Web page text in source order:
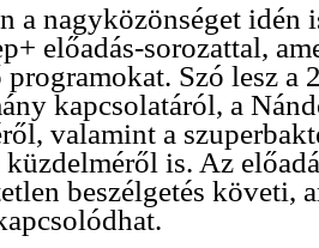
a nagyközönséget idén
előadás-sorozattal,
programokat. Szó lesz a
kapcsolatáról, a
valamint a
is. Az
beszélgetés követi,